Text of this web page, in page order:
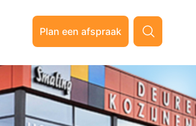
Plan een afspraak